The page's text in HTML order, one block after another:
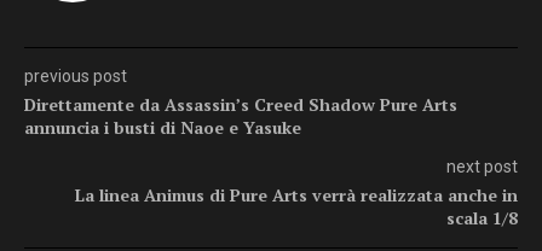
previous post
Direttamente da Assassin’s Creed Shadow Pure Arts
annuncia i busti di Naoe e Yasuke
next post
La linea Animus di Pure Arts verrà realizzata anche in
scala 1/8